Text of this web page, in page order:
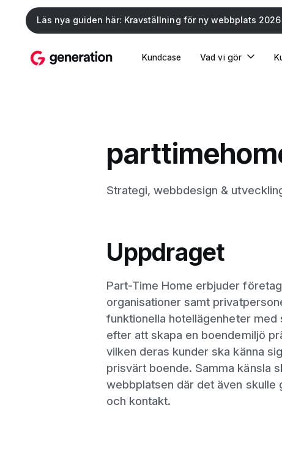
Läs nya guiden här: Kravställning för ny webbplats 2026
Kundcase Vad vi gör
Strategi, webbdesign &
Uppdraget
Part-Time Home erbjuder
organisationer samt
funktionella hotellägenheter
efter att skapa en boendemiljö
vilken deras kunder ska känna
prisvärt boende. Samma känsla
webbplatsen där det även skulle
och kontakt.